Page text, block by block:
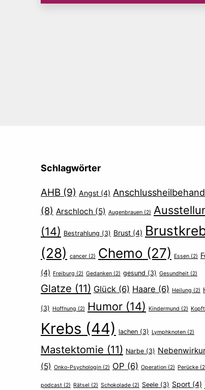
Schlagwörter
AHB (9) Angst (4)
(8) Arschloch (5) Augenbrauen (2)
(14) Bestrahlung (3) Brust (4)
(28)
cancer (2) Chemo (27) Essen (2)
(4) Freiburg (2) Gedanken (2) gesund (3) Gesundheit (2)
Glatze (11) Glück (6) Haare (6) Heilung (2)
(3) Hoffnung (2) Humor (14) Kindermund (2)
Krebs (44) lachen (3) Lymphknoten (2)
Mastektomie (11) Narbe (3)
(5) Onko-Psychologin (2) OP (6) Operation (2) Perücke
podcast (2) Rätsel (2) Schokolade (2) Seele (3) Sport (4)